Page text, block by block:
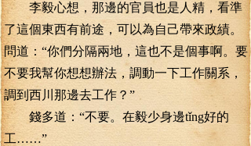
李毅心想，那邊的官員也是人精，看準
了這個東西有前途，可以為自己帶來政績。
問道：“你們分隔兩地，這也不是個事啊。要
不要我幫你想想辦法，調動一下工作關系，
調到西川那邊去工作？”
錢多道：“不要。在毅少身邊tǐng好的
工……”